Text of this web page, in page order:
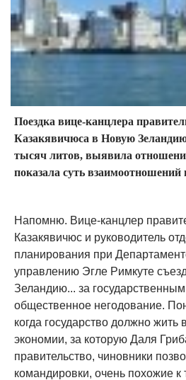
Поездка вице-канцлера
Казакявичюса в Новую
тысяч литов, выявила
показала суть взаимоотношений
Напомню. Вице-канцлер
Казакявичюс и руководитель
планирования при
управлению Эгле Римкуте
Зеландию... за
общественное негодование.
когда государство должно жить
экономии, за которую Даля
правительство, чиновники
командировки, очень похожие к